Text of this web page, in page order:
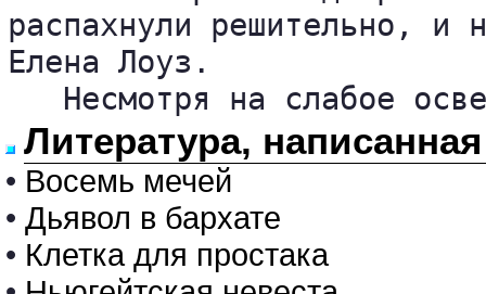
распахнули решительно,
Елена Лоуз.
Несмотря на слабое
Литература,
• Восемь мечей
• Дьявол в бархате
• Клетка для простака